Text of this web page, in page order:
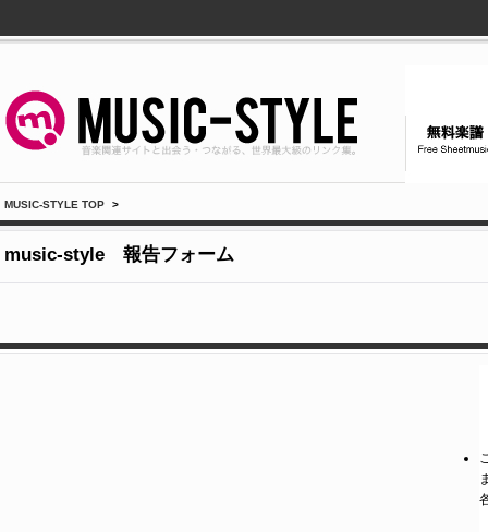
MUSIC-STYLE TOP >
music-style 報告フォーム